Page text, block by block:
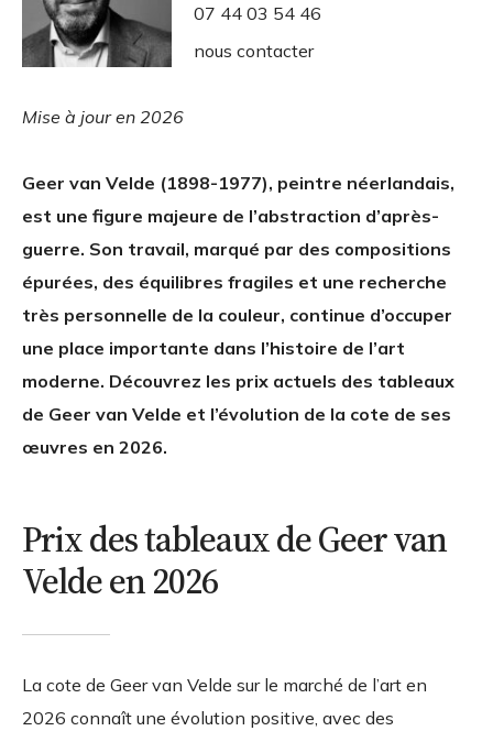
07 44 03 54 46
nous contacter
Mise à jour en 2026
Geer van Velde (1898-1977), peintre néerlandais,
est une figure majeure de l’abstraction d’après-
guerre. Son travail, marqué par des compositions
épurées, des équilibres fragiles et une recherche
très personnelle de la couleur, continue d’occuper
une place importante dans l’histoire de l’art
moderne. Découvrez les prix actuels des tableaux
de Geer van Velde et l’évolution de la cote de ses
œuvres en 2026.
Prix des tableaux de Geer van
Velde en 2026
La cote de Geer van Velde sur le marché de l’art en
2026 connaît une évolution positive, avec des